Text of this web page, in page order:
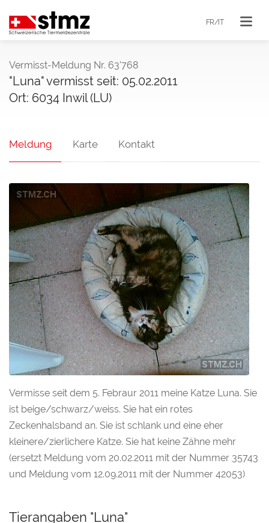
FR/IT
Vermisst-Meldung Nr. 63'768
"Luna" vermisst seit: 05.02.2011
Ort: 6034 Inwil (LU)
Meldung Karte Kontakt
Vermisse seit dem 5. Febraur 2011 meine Katze Luna. Sie
ist beige/schwarz/weiss. Sie hat ein rotes
Zeckenhalsband an. Sie ist schlank und eine eher
kleinere/zierlichere Katze. Sie hat keine Zähne mehr
(ersetzt Meldung vom 20.02.2011 mit der Nummer 35743
und Meldung vom 12.09.2011 mit der Nummer 42053)
Tierangaben "Luna"